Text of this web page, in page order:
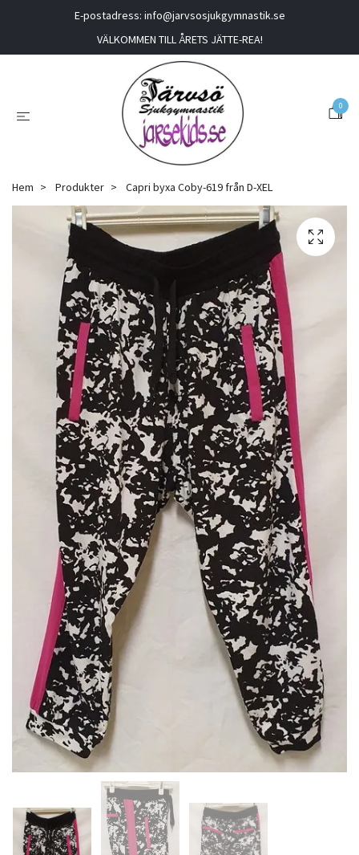
E-postadress: info@jarvsosjukgymnastik.se
VÄLKOMMEN TILL ÅRETS JÄTTE-REA!
0
Hem Produkter Capri byxa Coby-619 från D-XEL